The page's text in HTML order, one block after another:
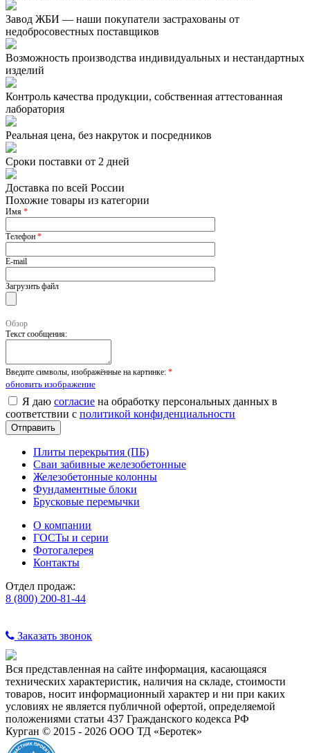
Завод ЖБИ — наши покупатели застрахованы от
недобросовестных поставщиков
Возможность производства индивидуальных и нестандартных
изделий
Контроль качества продукции, собственная аттестованная
лаборатория
Реальная цена, без накруток и посредников
Сроки поставки от 2 дней
Доставка по всей России
Похожие товары из категории
Имя *
Телефон *
E-mail
Загрузить файл
Обзор
Текст сообщения:
Введите символы, изображённые на картинке: *
обновить изображение
Я даю согласие на обработку персональных данных в
соответствии с политикой конфиденциальности
Плиты перекрытия (ПБ)
Сваи забивные железобетонные
Железобетонные колонны
Фундаментные блоки
Брусковые перемычки
О компании
ГОСТы и серии
Фотогалерея
Контакты
Отдел продаж:
8 (800) 200-81-44
Заказать звонок
Вся представленная на сайте информация, касающаяся
технических характеристик, наличия на складе, стоимости
товаров, носит информационный характер и ни при каких
условиях не является публичной офертой, определяемой
положениями статьи 437 Гражданского кодекса РФ
Курган © 2015 - 2026 ООО ТД «Беротек»